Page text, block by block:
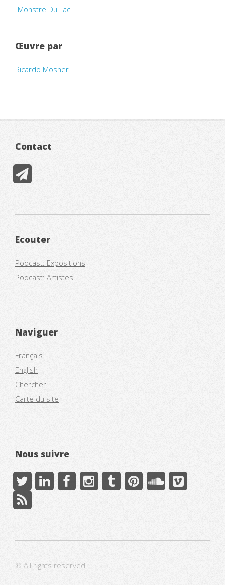
"Monstre Du Lac"
Œuvre par
Ricardo Mosner
Contact
Ecouter
Podcast: Expositions
Podcast: Artistes
Naviguer
Français
English
Chercher
Carte du site
Nous suivre
© All rights reserved